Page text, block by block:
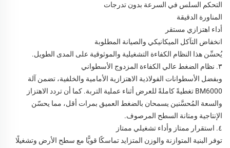
التحكم السلس في السرعة بدون تدرجات
المناورة الدقيقة
أداء اهتزازي مستقر
انخفاض التآكل الميكانيكي والصيانة المطلوبة
يُحسِّن هذا النظام الكفاءة التشغيلية والموثوقية على المدى الطويل.
٣. نظام الضغط عالي الكفاءة المزدوج الأسطواني
وبفضل الأسطوانات الفولاذية الاهتزازية الأمامية والخلفية، تضمن آلة
BM6000 تغطيةً كاملةً للعرض أثناء عملية التربة. كما أن تردد الاهتزاز
والسعة المُحسَّنين يسمحان بالضغط العميق بمرات أقل، مما يحسّن
الإنتاجية ومتانة السطح المرصوف.
٤. استقرار ممتاز وأداء تشغيلي ممتاز
توفر البنية المتوازنة والوزن المتزايد تماسكًا قويًّا مع سطح الأرض وتشغيلًا